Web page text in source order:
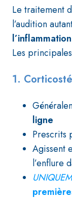
Le traitement
l’audition
Les
1.
ligne
Prescrits
Agissent
l’enflure